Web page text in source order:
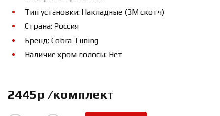
Тип установки: Накладные (3М скотч)
Страна: Россия
Бренд: Cobra Tuning
Наличие хром полосы: Нет
2445р /комплект